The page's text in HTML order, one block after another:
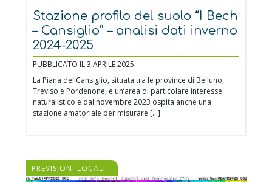
Stazione profilo del suolo “I Bech
– Cansiglio” – analisi dati inverno
2024-2025
PUBBLICATO IL 3 APRILE 2025
La Piana del Cansiglio, situata tra le province di Belluno,
Treviso e Pordenone, è un’area di particolare interesse
naturalistico e dal novembre 2023 ospita anche una
stazione amatoriale per misurare […]
PREVISIONI LOCALI